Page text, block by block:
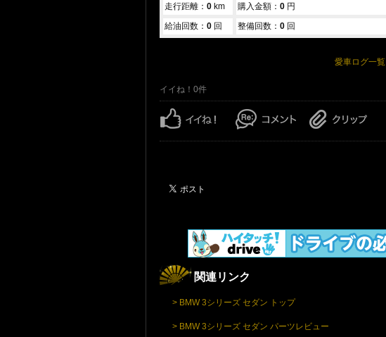
走行距離： 0 km 購入金額： 0 円
給油回数： 0 回 整備回数： 0 回
愛車ログ一覧
イイね！0件
関連リンク
> BMW 3シリーズ セダン トップ
> BMW 3シリーズ セダン パーツレビュー